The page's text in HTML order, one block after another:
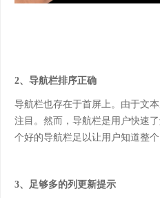
2、导航栏排序正确
导航栏也存在于首屏上。由于文
注目。然而，导航栏是用户快速
个好的导航栏足以让用户知道整
3、足够多的列更新提示